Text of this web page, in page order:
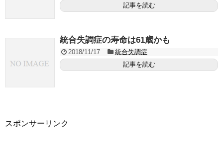
記事を読む
統合失調症の寿命は61歳かも
2018/11/17
統合失調症
記事を読む
スポンサーリンク